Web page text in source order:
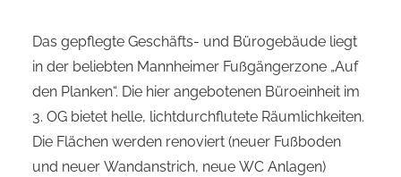
Das gepflegte Geschäfts- und Bürogebäude liegt
in der beliebten Mannheimer Fußgängerzone „Auf
den Planken“. Die hier angebotenen Büroeinheit im
3. OG bietet helle, lichtdurchflutete Räumlichkeiten.
Die Flächen werden renoviert (neuer Fußboden
und neuer Wandanstrich, neue WC Anlagen)